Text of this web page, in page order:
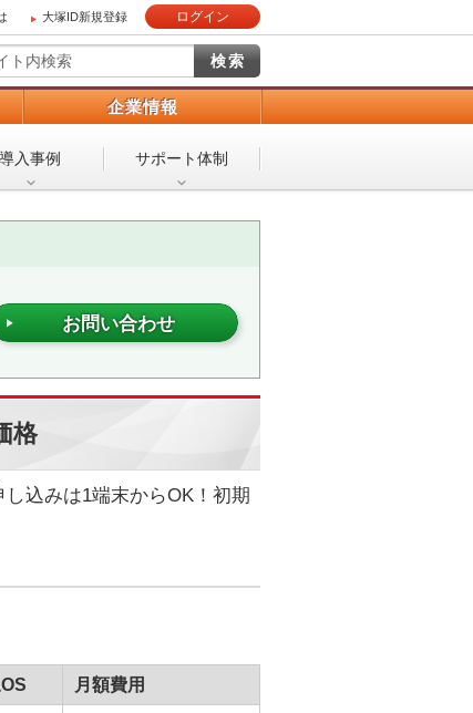
大塚ID新規登録 ログイン
企業情報
導入事例 サポート体制
お問い合わせ
格
込みは1端末からOK！初期
月額費用